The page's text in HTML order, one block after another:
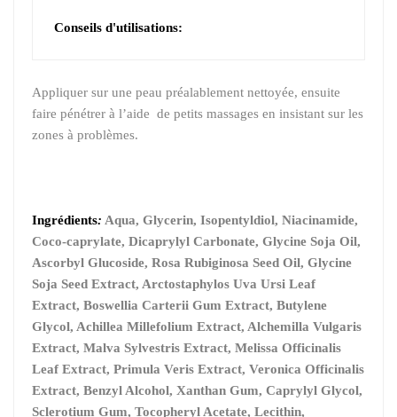
Conseils d'utilisations:
Appliquer sur une peau préalablement nettoyée, ensuite
faire pénétrer à l’aide de petits massages en insistant sur les
zones à problèmes.
Ingrédients: Aqua, Glycerin, Isopentyldiol, Niacinamide,
Coco-caprylate, Dicaprylyl Carbonate, Glycine Soja Oil,
Ascorbyl Glucoside, Rosa Rubiginosa Seed Oil, Glycine
Soja Seed Extract, Arctostaphylos Uva Ursi Leaf
Extract, Boswellia Carterii Gum Extract, Butylene
Glycol, Achillea Millefolium Extract, Alchemilla Vulgaris
Extract, Malva Sylvestris Extract, Melissa Officinalis
Leaf Extract, Primula Veris Extract, Veronica Officinalis
Extract, Benzyl Alcohol, Xanthan Gum, Caprylyl Glycol,
Sclerotium Gum, Tocopheryl Acetate, Lecithin,